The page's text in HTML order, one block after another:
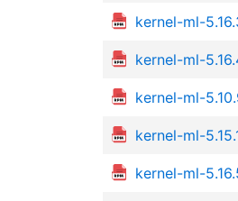
kernel-ml-
kernel-ml-
kernel-ml-
kernel-ml-
kernel-ml-